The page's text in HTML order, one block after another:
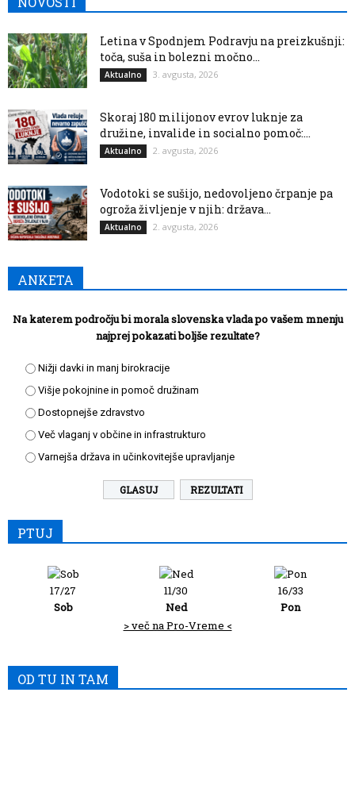
Letina v Spodnjem Podravju na preizkušnji:
toča, suša in bolezni močno...
Aktualno 3. avgusta, 2026
Skoraj 180 milijonov evrov luknje za
družine, invalide in socialno pomoč:...
Aktualno 2. avgusta, 2026
Vodotoki se sušijo, nedovoljeno črpanje pa
ogroža življenje v njih: država...
Aktualno 2. avgusta, 2026
ANKETA
Na katerem področju bi morala slovenska vlada po vašem mnenju
najprej pokazati boljše rezultate?
Nižji davki in manj birokracije
Višje pokojnine in pomoč družinam
Dostopnejše zdravstvo
Več vlaganj v občine in infrastrukturo
Varnejša država in učinkovitejše upravljanje
REZULTATI
PTUJ
17/27
Sob
11/30
Ned
16/33
Pon
> več na Pro-Vreme <
OD TU IN TAM